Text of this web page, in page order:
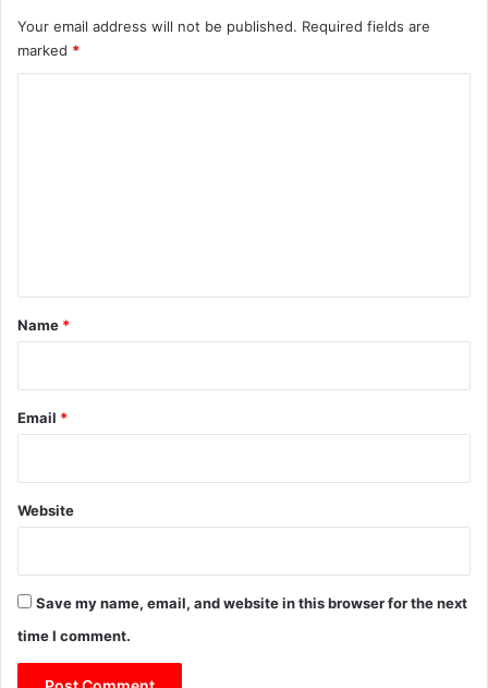
Your email address will not be published. Required fields are
marked *
*
Name *
Email *
Website
Save my name, email, and website in this browser for the next
time I comment.